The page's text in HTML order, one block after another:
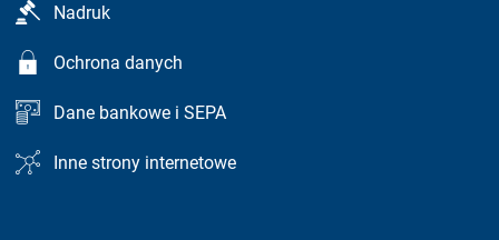
Nadruk
Ochrona danych
Dane bankowe i SEPA
Inne strony internetowe